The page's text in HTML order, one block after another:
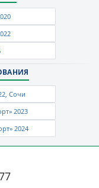
Сочи
2023
2024